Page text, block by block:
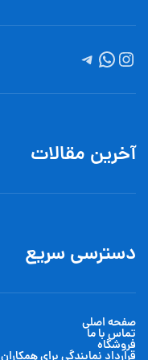
آخرین مقالات
دسترسی سریع
صفحه اصلی
تماس با ما
فروشگاه